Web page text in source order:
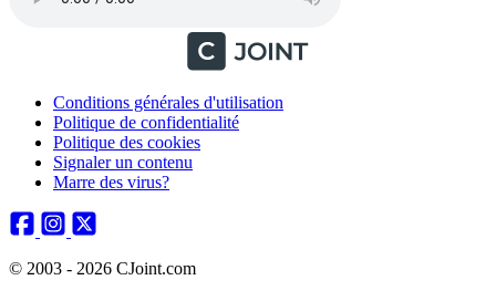
Conditions générales d'utilisation
Politique de confidentialité
Politique des cookies
Signaler un contenu
Marre des virus?
© 2003 - 2026 CJoint.com